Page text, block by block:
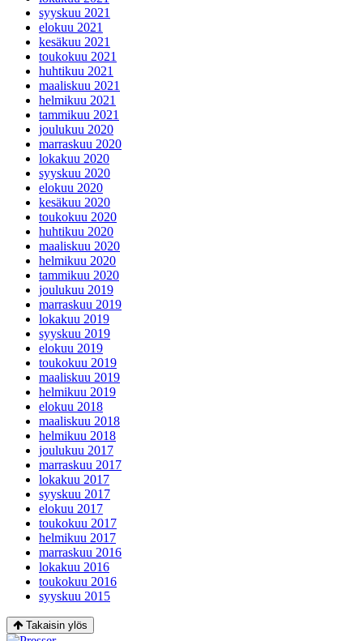
syyskuu 2021
elokuu 2021
kesäkuu 2021
toukokuu 2021
huhtikuu 2021
maaliskuu 2021
helmikuu 2021
tammikuu 2021
joulukuu 2020
marraskuu 2020
lokakuu 2020
syyskuu 2020
elokuu 2020
kesäkuu 2020
toukokuu 2020
huhtikuu 2020
maaliskuu 2020
helmikuu 2020
tammikuu 2020
joulukuu 2019
marraskuu 2019
lokakuu 2019
syyskuu 2019
elokuu 2019
toukokuu 2019
maaliskuu 2019
helmikuu 2019
elokuu 2018
maaliskuu 2018
helmikuu 2018
joulukuu 2017
marraskuu 2017
lokakuu 2017
syyskuu 2017
elokuu 2017
toukokuu 2017
helmikuu 2017
marraskuu 2016
lokakuu 2016
toukokuu 2016
syyskuu 2015
Takaisin ylös